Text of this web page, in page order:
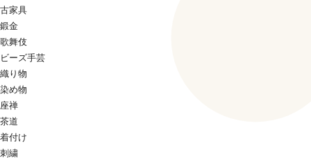
古家具
鍛金
歌舞伎
ビーズ手芸
織り物
染め物
座禅
茶道
着付け
刺繍